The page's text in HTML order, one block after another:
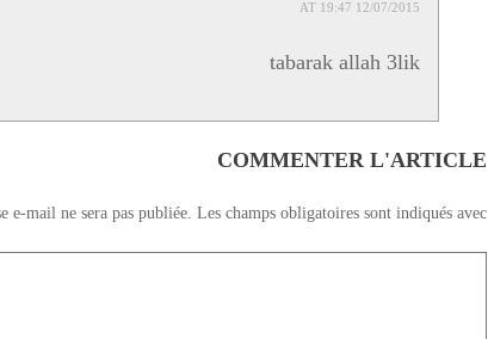
12/07/2015 AT 19:47
tabarak allah 3lik
COMMENTER L'ARTICLE
e-mail ne sera pas publiée. Les champs obligatoires sont indiqués avec